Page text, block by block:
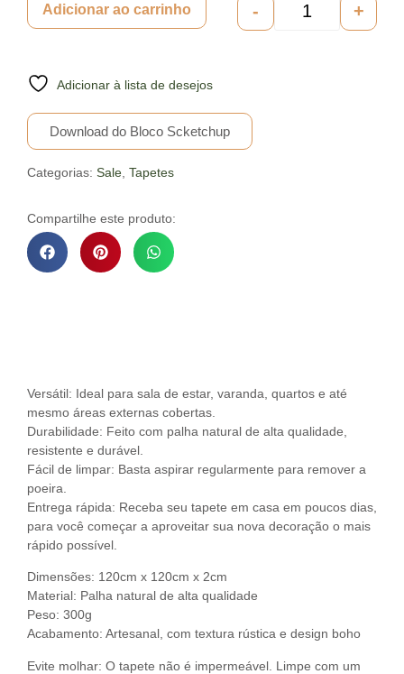
- +
Adicionar ao carrinho
Adicionar à lista de desejos
Download do Bloco Scketchup
Categorias: Sale Tapetes
Compartilhe este produto:
Versátil: Ideal para sala de estar, varanda, quartos e até
mesmo áreas externas cobertas.
Durabilidade: Feito com palha natural de alta qualidade,
resistente e durável.
Fácil de limpar: Basta aspirar regularmente para remover a
poeira.
Entrega rápida: Receba seu tapete em casa em poucos dias,
para você começar a aproveitar sua nova decoração o mais
rápido possível.
Dimensões: 120cm x 120cm x 2cm
Material: Palha natural de alta qualidade
Peso: 300g
Acabamento: Artesanal, com textura rústica e design boho
Evite molhar: O tapete não é impermeável. Limpe com um